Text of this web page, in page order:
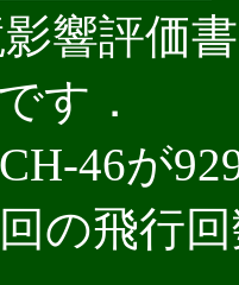
影響評価
す．
46が
の飛行